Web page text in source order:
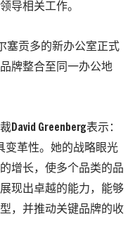
导相关工作。
塞贡多的新办公室正式
牌整合至同一办公地
Greenberg表示：
变革性。她的战略眼光
增长，使多个品类的品
现出卓越的能力，能够
，并推动关键品牌的收